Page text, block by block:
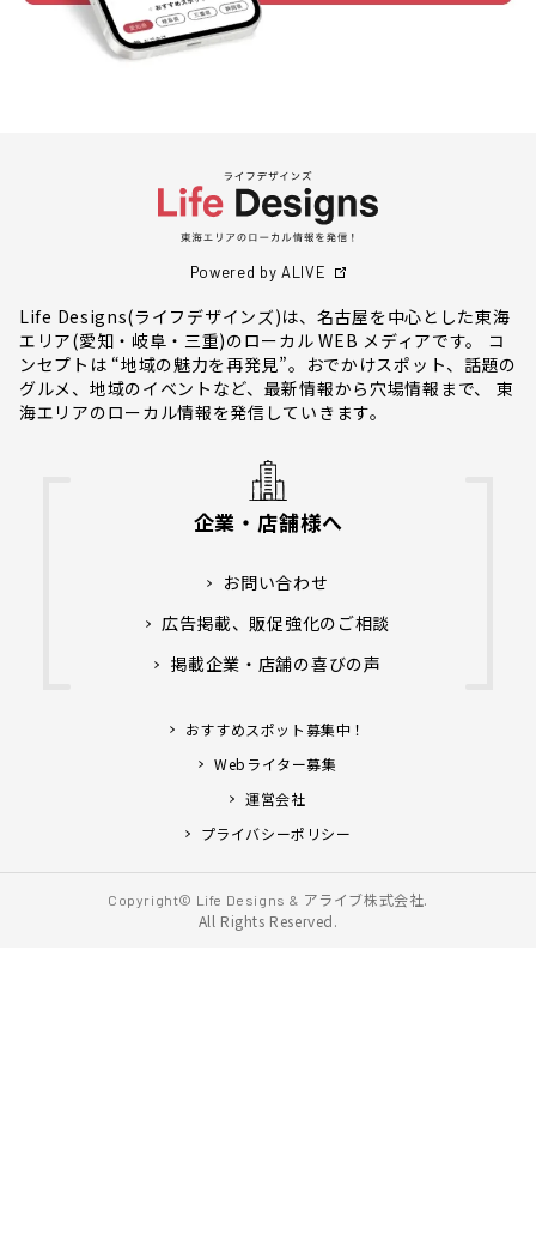
Powered by ALIVE
Life Designs(ライフデザインズ)は、名古屋を中心とした東海
エリア(愛知・岐阜・三重)のローカル WEB メディアです。 コ
ンセプトは “地域の魅力を再発見”。おでかけスポット、話題の
グルメ、地域のイベントなど、最新情報から穴場情報まで、 東
海エリアのローカル情報を発信していきます。
企業・店舗様へ
お問い合わせ
広告掲載、販促強化のご相談
掲載企業・店舗の喜びの声
おすすめスポット募集中！
Webライター募集
運営会社
プライバシーポリシー
Copyright© Life Designs & アライブ株式会社.
All Rights Reserved.